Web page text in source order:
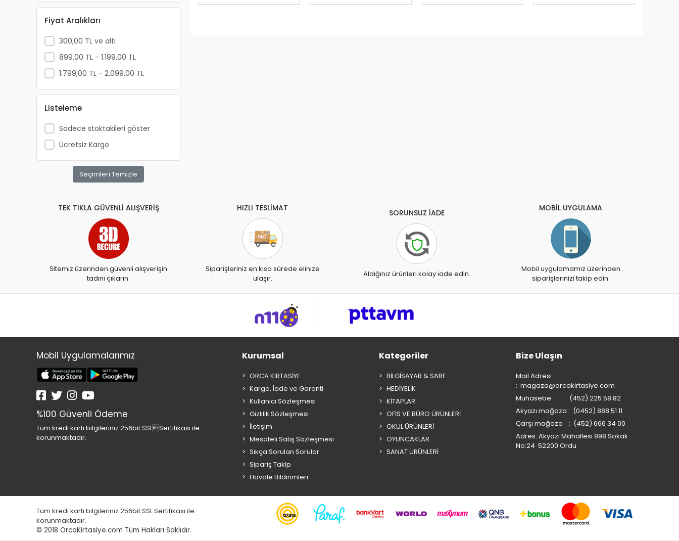
ALEMDAR
ALEX SCHOELLER
ALFA YAYINLARI
ALPİNO
ALTIN KİTAP
ALTIS
ANATOLİAN
ARTDECO 140
ARTEMİS YAYINLARI
ASYA OYUNCAK
BALONEVİ
BEAR&DEAR
BELMİL
BİC
BİLGE KÜLTÜR
BİLGİ YAYINLARI
BRONS
BU-BU
BÜYÜK DOĞU
CARİOCA
CASIO
Fiyat Aralıkları
300,00 TL ve altı
899,00 TL - 1.199,00 TL
1.799,00 TL - 2.099,00 TL
Listeleme
Sadece stoktakileri göster
Ücretsiz Kargo
Seçimleri Temizle
TEK TIKLA GÜVENLİ ALIŞVERİŞ
Sitemiz üzerinden güvenli alışverişin
tadını çıkarın.
HIZLI TESLİMAT
Siparişleriniz en kısa sürede elinize
ulaşır.
SORUNSUZ İADE
Aldığınız ürünleri kolay iade edin.
MOBİL UYGULAMA
Mobil uygulamamız üzerinden
siparişlerinizi takip edin.
Mobil Uygulamalarımız
%100 Güvenli Ödeme
Tüm kredi kartı bilgileriniz 256bit SSLSertifikası ile
korunmaktadır.
Kurumsal
ORCA KIRTASİYE
Kargo, İade ve Garanti
Kullanıcı Sözleşmesi
Gizlilik Sözleşmesi
İletişim
Mesafeli Satış Sözleşmesi
Sıkça Sorulan Sorular
Sipariş Takip
Havale Bildirimleri
Kategoriler
BİLGİSAYAR & SARF
HEDİYELİK
KİTAPLAR
OFİS VE BÜRO ÜRÜNLERİ
OKUL ÜRÜNLERİ
OYUNCAKLAR
SANAT ÜRÜNLERİ
Bize Ulaşın
Mail Adresi
: magaza@orcakirtasiye.com
Muhasebe: (452) 225 58 82
Akyazı mağaza : (0452) 888 51 11
Çarşı mağaza : (452) 666 34 00
Adres: Akyazı Mahallesi 898.Sokak
No:24 52200 Ordu
Tüm kredi kartı bilgileriniz 256bit SSL Sertifikası ile
korunmaktadır.
© 2018 OrcaKirtasiye.com Tüm Hakları Saklıdır.